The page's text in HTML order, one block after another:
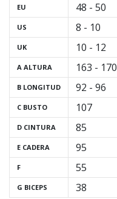
EU
US
UK
A ALTURA
B LONGITUD
C BUSTO
D CINTURA
E CADERA
F
G BICEPS
48 - 50
8 - 10
10 - 12
163 - 170
92 - 96
107
85
95
55
38